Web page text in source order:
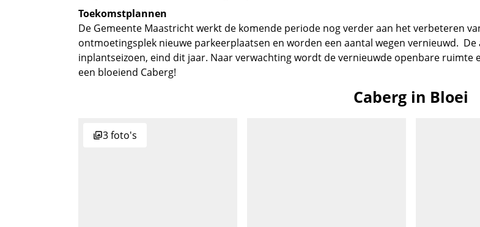
Toekomstplannen
De Gemeente Maastricht werkt de komende periode nog verder aan het verbeteren
ontmoetingsplek nieuwe parkeerplaatsen en worden een aantal wegen vernieuwd.
inplantseizoen, eind dit jaar. Naar verwachting wordt de vernieuwde openbare ruimte
een bloeiend Caberg!
Caberg in Bloei
3 foto's